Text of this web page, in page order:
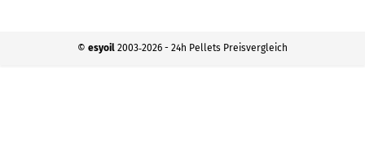
© esyoil 2003‐2026 - 24h Pellets Preisvergleich